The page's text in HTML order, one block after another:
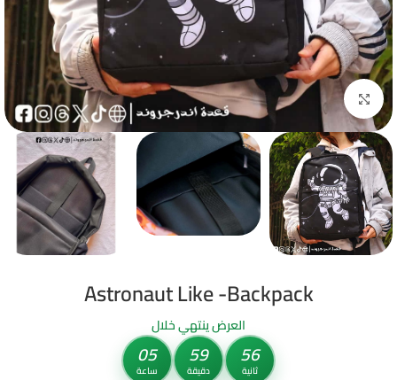
Click to enlarge
Astronaut Like -Backpack
العرض ينتهي خلال
05
ساعة
59
دقيقة
55
ثانية